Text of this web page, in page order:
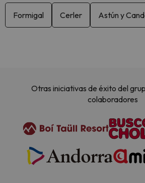
Formigal Cerler Astún y
Otras iniciativas de éxito del
colaboradores